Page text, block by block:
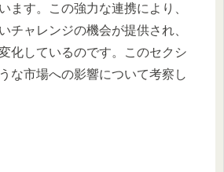
ます。この強力な連携により、
チャレンジの機会が提供され、
化しているのです。このセクシ
な市場への影響について考察し